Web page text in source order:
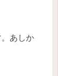
あしか